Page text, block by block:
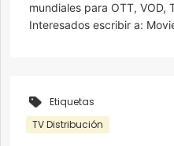
mundiales para OTT, VOD,
Interesados escribir a:
Etiquetas
TV Distribución